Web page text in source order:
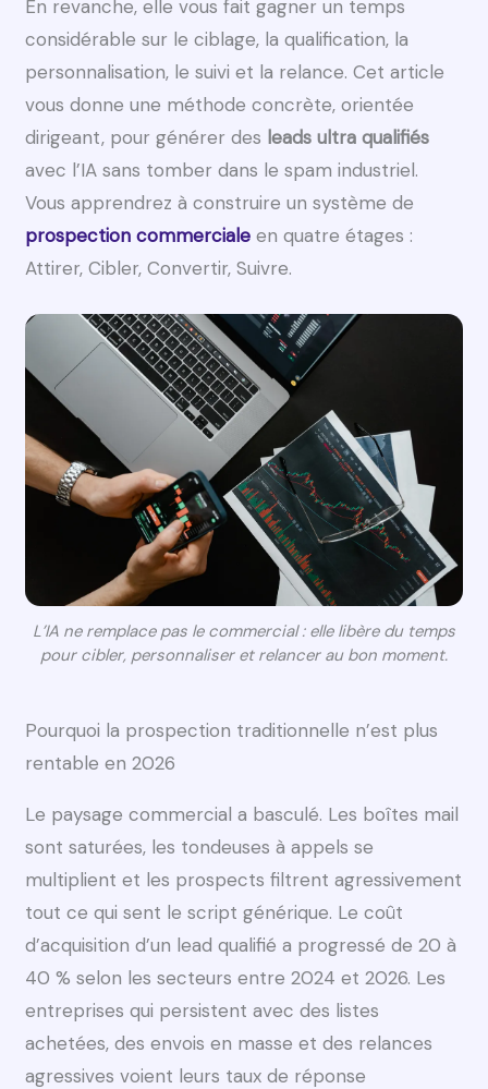
En revanche, elle vous fait gagner un temps
considérable sur le ciblage, la qualification, la
personnalisation, le suivi et la relance. Cet article
vous donne une méthode concrète, orientée
dirigeant, pour générer des leads ultra qualifiés
avec l’IA sans tomber dans le spam industriel.
Vous apprendrez à construire un système de
prospection commerciale en quatre étages :
Attirer, Cibler, Convertir, Suivre.
L’IA ne remplace pas le commercial : elle libère du temps
pour cibler, personnaliser et relancer au bon moment.
Pourquoi la prospection traditionnelle n’est plus
rentable en 2026
Le paysage commercial a basculé. Les boîtes mail
sont saturées, les tondeuses à appels se
multiplient et les prospects filtrent agressivement
tout ce qui sent le script générique. Le coût
d’acquisition d’un lead qualifié a progressé de 20 à
40 % selon les secteurs entre 2024 et 2026. Les
entreprises qui persistent avec des listes
achetées, des envois en masse et des relances
agressives voient leurs taux de réponse